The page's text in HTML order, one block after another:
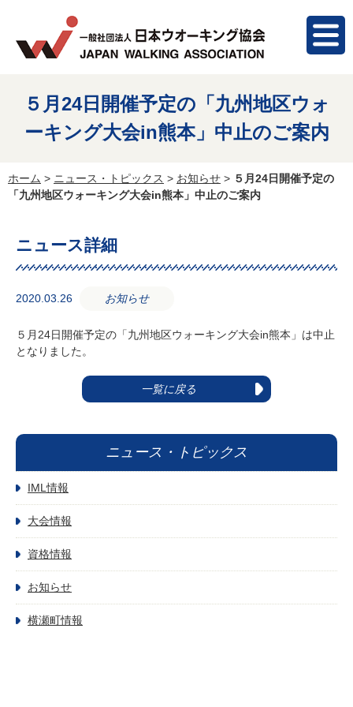
５月24日開催予定の「九州地区ウォ
ーキング大会in熊本」中止のご案内
ホーム > ニュース・トピックス > お知らせ > ５月24日開催予定の
「九州地区ウォーキング大会in熊本」中止のご案内
ニュース詳細
2020.03.26 お知らせ
５月24日開催予定の「九州地区ウォーキング大会in熊本」は中止
となりました。
一覧に戻る
ニュース・トピックス
IML情報
大会情報
資格情報
お知らせ
横瀬町情報